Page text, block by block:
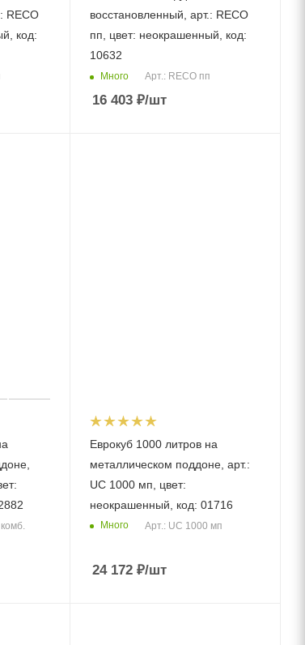
RECO
код:
восстановленный, арт.: RECO
пп, цвет: неокрашенный, код:
10632
Много Арт.: RECO пп
16 403 ₽/шт
Еврокуб 1000 литров на
металлическом поддоне, арт.:
UC 1000 мп, цвет:
неокрашенный, код: 01716
Много Арт.: UC 1000 мп
24 172 ₽/шт